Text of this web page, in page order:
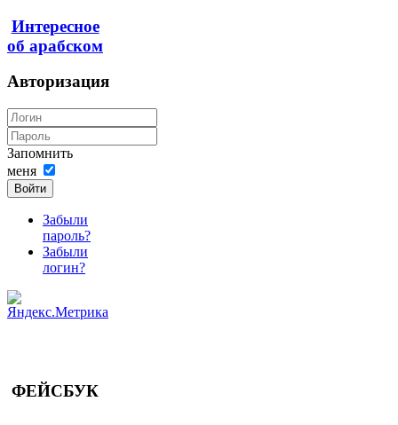
Интересное
об арабском
Авторизация
Запомнить
меня
Войти
Забыли
пароль?
Забыли
логин?
ФЕЙСБУК